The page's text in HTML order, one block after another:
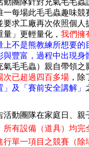
動團隊針對充氣毛毛蟲
一每場此毛毛蟲趣味
要求工廠再次依照個人
量」更輕量化，我們擁
上不是熊教練所想要的
與豐富，過程中出現
氣毛毛蟲）親自帶領之
次已超過四百多場 ，
及 「賽前安全講解」
活動團隊在家庭日 、
所有設備（道具）均完
行單一項目之競賽（除